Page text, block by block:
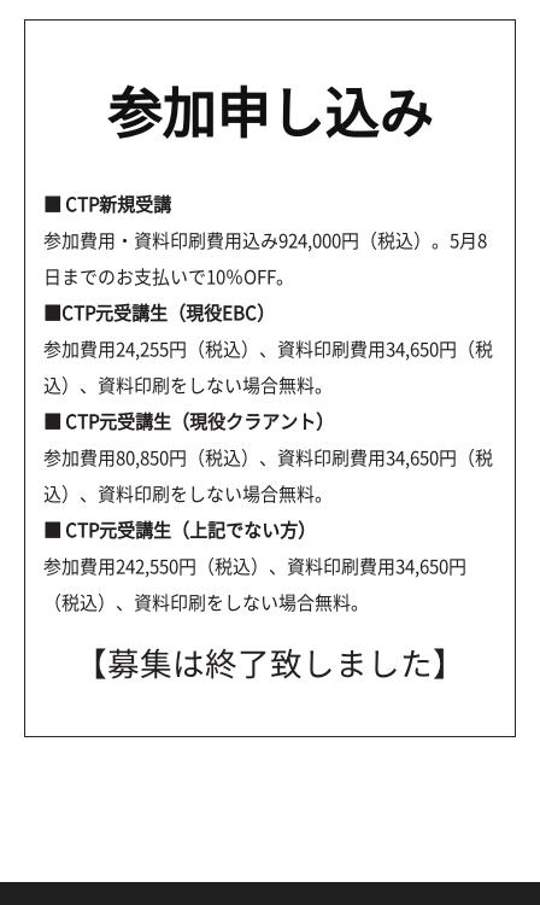
参加申し込み
■ CTP新規受講
参加費用・資料印刷費用込み924,000円（税込）。5月8
日までのお支払いで10％OFF。
■CTP元受講生（現役EBC）
参加費用24,255円（税込）、資料印刷費用34,650円（税
込）、資料印刷をしない場合無料。
■ CTP元受講生（現役クラアント）
参加費用80,850円（税込）、資料印刷費用34,650円（税
込）、資料印刷をしない場合無料。
■ CTP元受講生（上記でない方）
参加費用242,550円（税込）、資料印刷費用34,650円
（税込）、資料印刷をしない場合無料。
【募集は終了致しました】